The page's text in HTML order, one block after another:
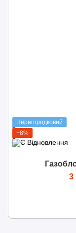
Перегородковий
−8%
3